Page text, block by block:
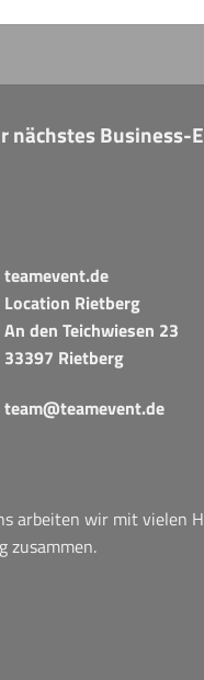
nächstes Business-
teamevent.de
Location Rietberg
An den Teichwiesen 23
33397 Rietberg
team@teamevent.de
arbeiten wir mit vielen
zusammen.